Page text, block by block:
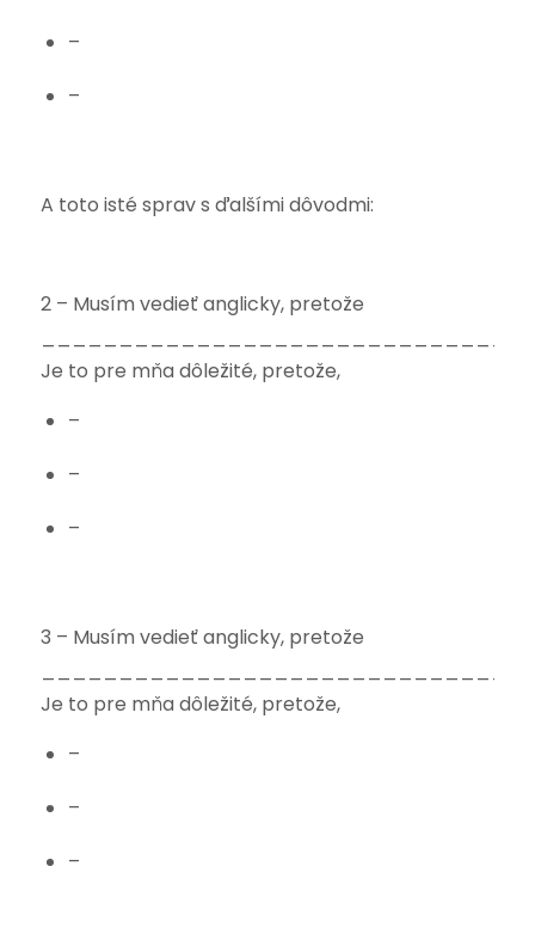
–
–
A toto isté sprav s ďalšími dôvodmi:
2 – Musím vedieť anglicky, pretože
Je to pre mňa dôležité, pretože,
–
–
–
3 – Musím vedieť anglicky, pretože
Je to pre mňa dôležité, pretože,
–
–
–